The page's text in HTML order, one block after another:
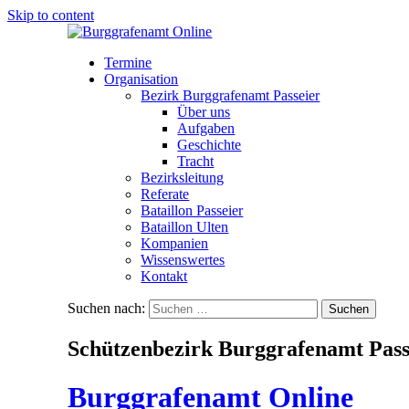
Skip to content
Termine
Organisation
Bezirk Burggrafenamt Passeier
Über uns
Aufgaben
Geschichte
Tracht
Bezirksleitung
Referate
Bataillon Passeier
Bataillon Ulten
Kompanien
Wissenswertes
Kontakt
Suchen nach:
Schützenbezirk Burggrafenamt
Burggrafenamt Online